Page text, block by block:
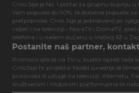
Crno Jaje je No. 1 portal za grupnu kupnju u
Vam popuste do 90%, te dodatne popuste za
pretplatnike. Crno Jaje je jedinstveno jer
vidjeti i na televiziji - NovaTV i DomaTV,
telefona i u našem dućanu u Vlaškoj 63 u
Postanite naš partner,
Promovirajte se na TV-u, budite ispred Vaše
CrnoJaje.hr projekta! Model suradnje se
proizvoda ili usluge na televiziji, internetu,
društvenim i mobilnim platformama te